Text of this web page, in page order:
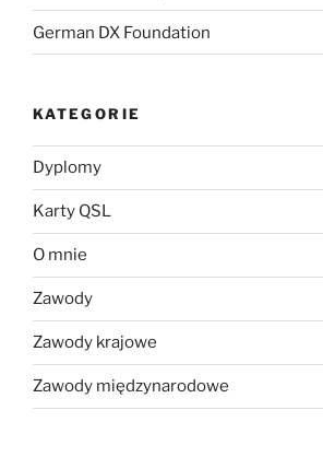
German DX Foundation
KATEGORIE
Dyplomy
Karty QSL
O mnie
Zawody
Zawody krajowe
Zawody międzynarodowe